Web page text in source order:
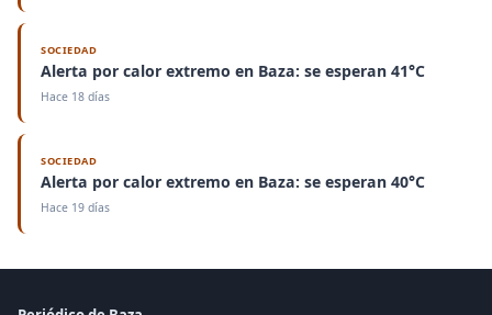
SOCIEDAD
Alerta por calor extremo en Baza: se esperan 41°C
Hace 18 días
SOCIEDAD
Alerta por calor extremo en Baza: se esperan 40°C
Hace 19 días